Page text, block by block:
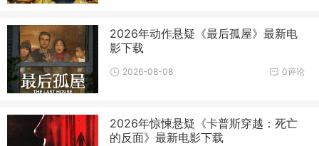
2026年动作悬疑《最后孤屋》最新电
影下载
0评论
2026-08-08
2026年惊悚悬疑《卡普斯穿越：死亡
的反面》最新电影下载